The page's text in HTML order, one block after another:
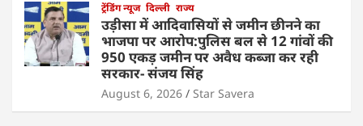
ट्रेंडिंग न्यूज दिल्ली राज्य
उड़ीसा में आदिवासियों से जमीन छीनने का
भाजपा पर आरोप:पुलिस बल से 12 गांवों की
950 एकड़ जमीन पर अवैध कब्जा कर रही
सरकार- संजय सिंह
August 6, 2026 Star Savera